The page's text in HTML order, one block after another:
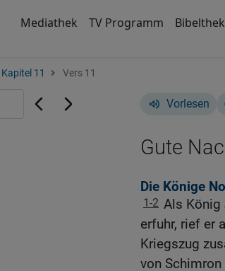
Mediathek TV Programm
Kapitel 11 Vers 11
Vorlesen
Gute
Die Könige
1-2 Als König
erfuhr, rief er
Kriegszug
von